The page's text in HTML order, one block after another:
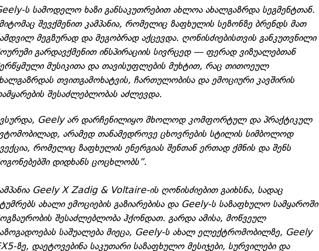
ს სამოდელო ხაზი განსაკუთრებით ახლოა ახალგაზრდა სეგმენტთან.
შევქმენით კამპანია, რომელიც ზაფხულის სეზონზე ბრენდს მათ
მეგზურად და მეგობრად აქცევდა. ღონისძიებისთვის განკუთვნილი
გარდავქმენით ინსპირაციის სივრცედ — ფერად ვიზუალებთან
მუსიკითა და თავისუფლების მუხტით, რაც თითოეულ
თვითგამოხატვის, ჩართულობისა და ემოციური კავშირის
შესაძლებლობას აძლევდა.
Geely არ დარჩენილიყო მხოლოდ კომფორტულ და პრაქტიკულ
არამედ თანამედროვე ცხოვრების სტილის სიმბოლოდ
რომელიც ზაფხულის ენერგიას შენთან ერთად ქმნის და შენს
დიდხანს ცოცხლობს”.
Geely X Zadig & Voltaire-ის ღონისძიებით გაიხსნა, სადაც
ახალი ემოციების გაზიარებისა და Geely-ს საზაფხულო სამყაროში
შესაძლებლობა ჰქონდათ. გარდა ამისა, მოწვეულ
საშუალება მიეცა, Geely-ს ახალ ელექტრომობილზე, Geely
ზე, დაეტოვებინა საკუთარი საზაფხულო მესიჯები, სურვილები და